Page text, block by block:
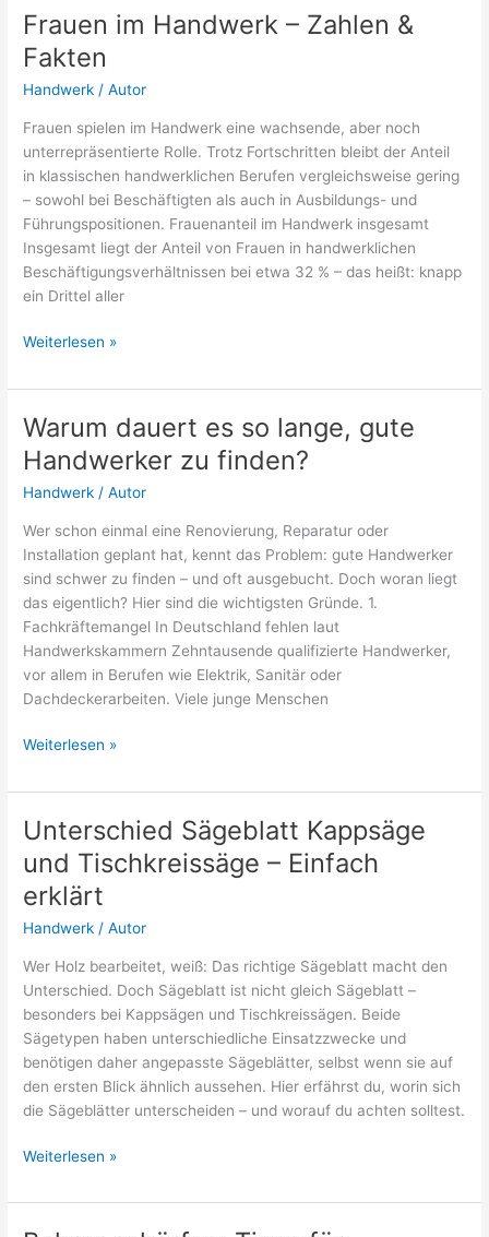
Verwendungszwecke
2026
Frauen im Handwerk – Zahlen &
Fakten
Handwerk /Autor
Frauen spielen im Handwerk eine wachsende, aber noch
unterrepräsentierte Rolle. Trotz Fortschritten bleibt der Anteil
in klassischen handwerklichen Berufen vergleichsweise gering
– sowohl bei Beschäftigten als auch in Ausbildungs- und
Führungspositionen. Frauenanteil im Handwerk insgesamt
Insgesamt liegt der Anteil von Frauen in handwerklichen
Beschäftigungsverhältnissen bei etwa 32 % – das heißt: knapp
ein Drittel aller
Frauen
Handwerk
–
Zahlen
&
Fakten
Weiterlesen »
Warum dauert es so lange, gute
Handwerker zu finden?
Handwerk /Autor
Wer schon einmal eine Renovierung, Reparatur oder
Installation geplant hat, kennt das Problem: gute Handwerker
sind schwer zu finden – und oft ausgebucht. Doch woran liegt
das eigentlich? Hier sind die wichtigsten Gründe. 1.
Fachkräftemangel In Deutschland fehlen laut
Handwerkskammern Zehntausende qualifizierte Handwerker,
vor allem in Berufen wie Elektrik, Sanitär oder
Dachdeckerarbeiten. Viele junge Menschen
Warum
es
lange,
gute
Handwerker
zu
finden?
Weiterlesen »
Unterschied Sägeblatt Kappsäge
und Tischkreissäge – Einfach
erklärt
Handwerk /Autor
Wer Holz bearbeitet, weiß: Das richtige Sägeblatt macht den
Unterschied. Doch Sägeblatt ist nicht gleich Sägeblatt –
besonders bei Kappsägen und Tischkreissägen. Beide
Sägetypen haben unterschiedliche Einsatzzwecke und
benötigen daher angepasste Sägeblätter, selbst wenn sie auf
den ersten Blick ähnlich aussehen. Hier erfährst du, worin sich
die Sägeblätter unterscheiden – und worauf du achten solltest.
Unterschied
Kappsäge
Weiterlesen »